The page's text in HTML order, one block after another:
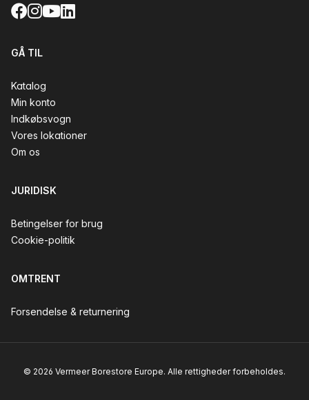
Facebook
Instagram
YouTube
LinkedIn
GÅ TIL
Katalog
Min konto
Indkøbsvogn
Vores lokationer
Om os
JURIDISK
Betingelser for brug
Cookie-politik
OMTRENT
Forsendelse & returnering
© 2026 Vermeer Borestore Europe. Alle rettigheder forbeholdes.